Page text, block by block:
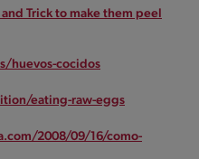
Trick to make them peel
huevos-cocidos
eating-raw-eggs
2008/09/16/como-